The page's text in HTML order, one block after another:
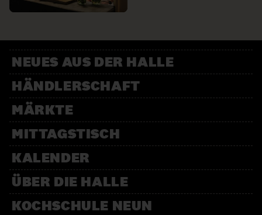
NEUES AUS DER HALLE
HÄNDLERSCHAFT
MÄRKTE
MITTAGSTISCH
KALENDER
ÜBER DIE HALLE
KOCHSCHULE NEUN